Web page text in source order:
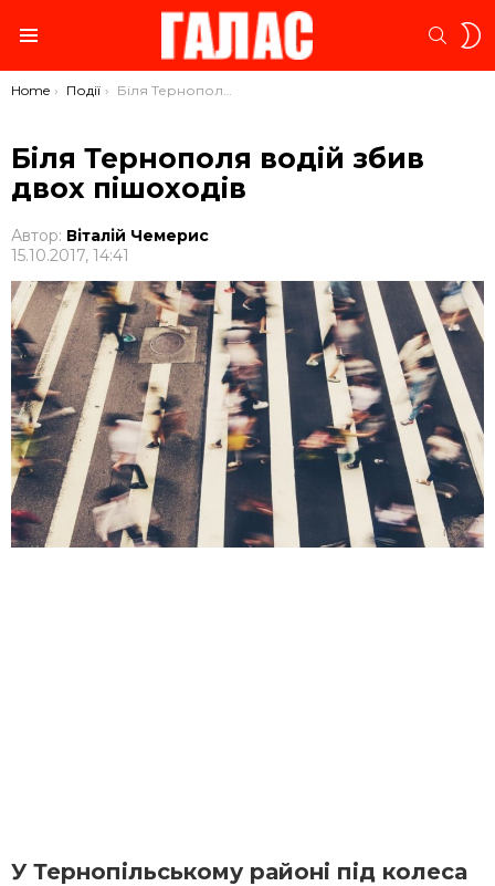
You are here:
Home Події Біля Тернополя водій збив двох пішоходів
Біля Тернополя водій збив
двох пішоходів
Автор: Віталій Чемерис
15.10.2017, 14:41
У Тернопільському районі під колеса